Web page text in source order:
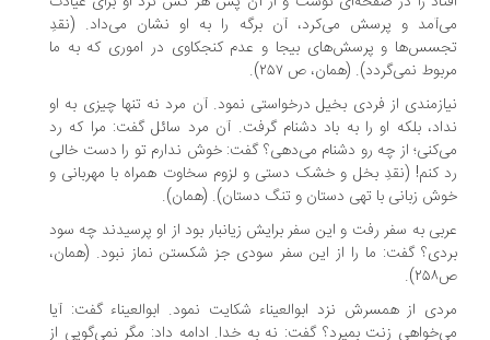
و پرسش می‌کرد، آن برگه را به او نشان می‌داد. (نقدِ
و پرسش‌های بیجا و عدم کنجکاوی در اموری که به ما
نمی‌گردد). (همان، ص ۲۵۷).
از فردی بخیل درخواستی نمود. آن مرد نه تنها چیزی به او
بلکه او را به باد دشنام گرفت. آن مرد سائل گفت: مرا که رد
از چه رو دشنام می‌دهی؟ گفت: خوش ندارم تو را دست خالی
کنم! (نقدِ بخل و خشک دستی و لزوم سخاوت همراه با مهربانی و
زبانی با تهی دستان و تنگ دستان). (همان).
به سفر رفت و این سفر برایش زیانبار بود از او پرسیدند چه سود
گفت: ما را از این سفر سودی جز شکستن نماز نبود. (همان،
از همسرش نزد ابوالعیناء شکایت نمود. ابوالعیناء گفت: آیا
زنت بمیرد؟ گفت: نه به خدا. ادامه داد: مگر نمی‌گویی از